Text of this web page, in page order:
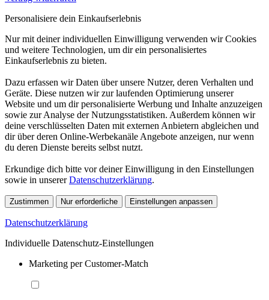
Personalisiere dein Einkaufserlebnis
Nur mit deiner individuellen Einwilligung verwenden wir Cookies
und weitere Technologien, um dir ein personalisiertes
Einkaufserlebnis zu bieten.
Dazu erfassen wir Daten über unsere Nutzer, deren Verhalten und
Geräte. Diese nutzen wir zur laufenden Optimierung unserer
Website und um dir personalisierte Werbung und Inhalte anzuzeigen
sowie zur Analyse der Nutzungsstatistiken. Außerdem können wir
deine verschlüsselten Daten mit externen Anbietern abgleichen und
dir über deren Online-Werbekanäle Angebote anzeigen, nur wenn
du deren Dienste bereits selbst nutzt.
Erkundige dich bitte vor deiner Einwilligung in den Einstellungen
sowie in unsererDatenschutzerklärung.
Zustimmen Nur erforderliche Einstellungen anpassen
Datenschutzerklärung
Individuelle Datenschutz-Einstellungen
Marketing per Customer-Match